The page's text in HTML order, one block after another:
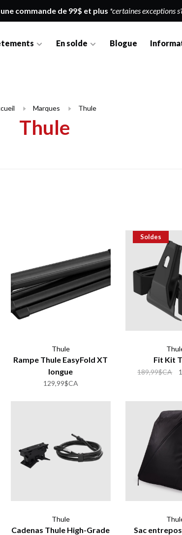
commande de 99$ et plus *certaines exceptions
En solde Blogue
Marques Thule
Thule
Thule
Rampe Thule EasyFold XT
longue
129,99$CA
Soldes
Fit Kit
189,99$CA
Thule
Cadenas Thule High-Grade
Sac